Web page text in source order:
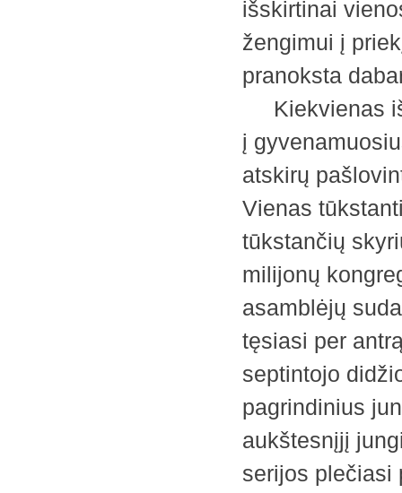
išskirtinai
žengimui į
pranoksta
Kiekvienas iš
į
atskirų
Vienas
tūkstančių
milijonų
asamblėjų
tęsiasi per
septintojo
pagrindinius
aukštesnįjį
serijos plečiasi